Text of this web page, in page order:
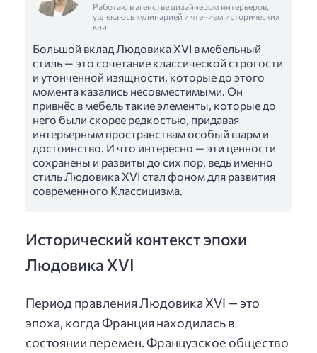
Работаю в агенстве дизайнером интерьеров,
увлекаюсь кулинарией и чтением исторических
книг
Большой вклад Людовика XVI в мебельный
стиль — это сочетание классической строгости
и утонченной изящности, которые до этого
момента казались несовместимыми. Он
привнёс в мебель такие элементы, которые до
него были скорее редкостью, придавая
интерьерным пространствам особый шарм и
достоинство. И что интересно — эти ценности
сохранены и развиты до сих пор, ведь именно
стиль Людовика XVI стал фоном для развития
современного Классицизма.
Исторический контекст эпохи
Людовика XVI
Период правления Людовика XVI — это
эпоха, когда Франция находилась в
состоянии перемен. Французское общество